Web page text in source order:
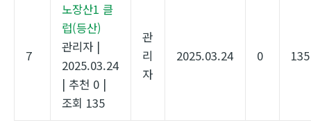
7
노장산1 클
럽(등산)
관리자 |
2025.03.24
| 추천 0 |
조회 135
관
리
자
2025.03.24 0 135